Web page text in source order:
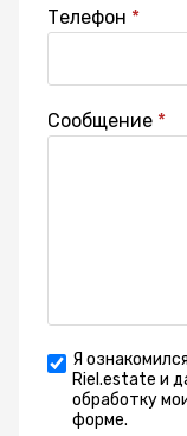
Телефон
Сообщение
Я
Riel.estate и
обработку
форме.